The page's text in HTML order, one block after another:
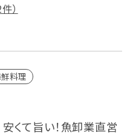
件）
鮮料理
安くて旨い！魚卸業直営